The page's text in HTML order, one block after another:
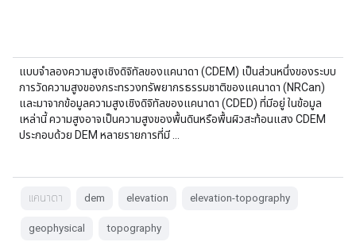
แบบจำลองความสูงเชิงดิจิทัลของแคนาดา (CDEM) เป็นส่วนหนึ่งของระบบ
การวัดความสูงของกระทรวงทรัพยากรธรรมชาติของแคนาดา (NRCan)
และมาจากข้อมูลความสูงเชิงดิจิทัลของแคนาดา (CDED) ที่มีอยู่ ในข้อมูล
เหล่านี้ ความสูงอาจเป็นความสูงของพื้นดินหรือพื้นผิวสะท้อนแสง CDEM
ประกอบด้วย DEM หลายรายการที่มี …
แคนาดา dem elevation elevation-topography
geophysical topography